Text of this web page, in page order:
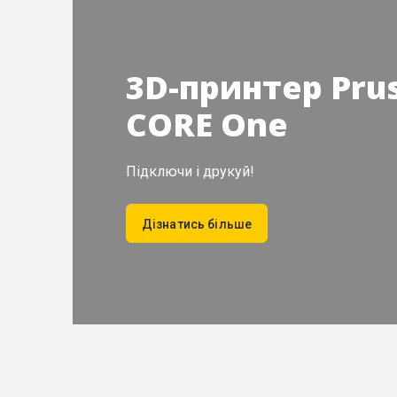
3D-принтер
CORE One
Підключи і друкуй!
Дізнатись більше